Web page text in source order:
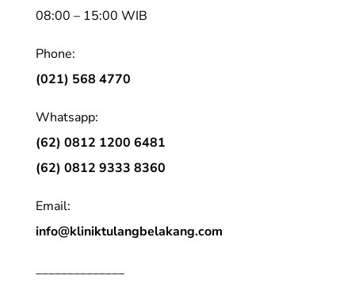
08:00 – 15:00 WIB
Phone:
(021) 568 4770
Whatsapp:
(62) 0812 1200 6481
(62) 0812 9333 8360
Email:
info@kliniktulangbelakang.com
______________